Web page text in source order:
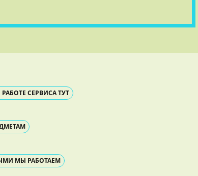
СЕРВИСА ТУТ
МЫ РАБОТАЕМ